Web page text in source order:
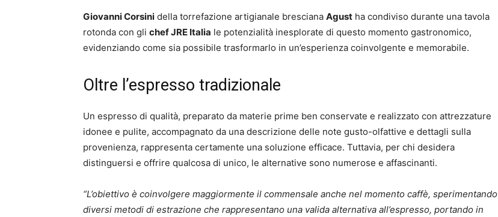
Giovanni Corsini della torrefazione artigianale bresciana Agust ha condiviso durante una tavola
rotonda con gli chef JRE Italia le potenzialità inesplorate di questo momento gastronomico,
evidenziando come sia possibile trasformarlo in un’esperienza coinvolgente e memorabile.
Oltre l’espresso tradizionale
Un espresso di qualità, preparato da materie prime ben conservate e realizzato con attrezzature
idonee e pulite, accompagnato da una descrizione delle note gusto-olfattive e dettagli sulla
provenienza, rappresenta certamente una soluzione efficace. Tuttavia, per chi desidera
distinguersi e offrire qualcosa di unico, le alternative sono numerose e affascinanti.
“L’obiettivo è coinvolgere maggiormente il commensale anche nel momento caffè, sperimentando
diversi metodi di estrazione che rappresentano una valida alternativa all’espresso, portando in